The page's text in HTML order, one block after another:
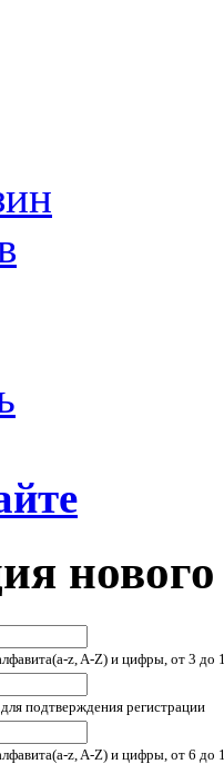
z, A-Z) и цифры, от 3 до
подтверждения регистрации
z, A-Z) и цифры, от 6 до